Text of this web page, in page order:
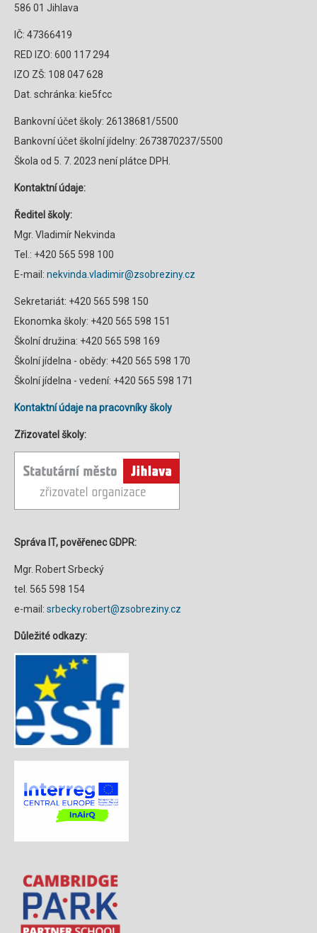
586 01 Jihlava
IČ: 47366419
RED IZO: 600 117 294
IZO ZŠ: 108 047 628
Dat. schránka: kie5fcc
Bankovní účet školy: 26138681/5500
Bankovní účet školní jídelny: 2673870237/5500
Škola od 5. 7. 2023 není plátce DPH.
Kontaktní údaje:
Ředitel školy:
Mgr. Vladimír Nekvinda
Tel.: +420 565 598 100
E-mail: nekvinda.vladimir@zsobreziny.cz
Sekretariát: +420 565 598 150
Ekonomka školy: +420 565 598 151
Školní družina: +420 565 598 169
Školní jídelna - obědy: +420 565 598 170
Školní jídelna - vedení: +420 565 598 171
Kontaktní údaje na pracovníky školy
Zřizovatel školy:
Správa IT, pověřenec GDPR:
Mgr. Robert Srbecký
tel. 565 598 154
e-mail: srbecky.robert@zsobreziny.cz
Důležité odkazy: